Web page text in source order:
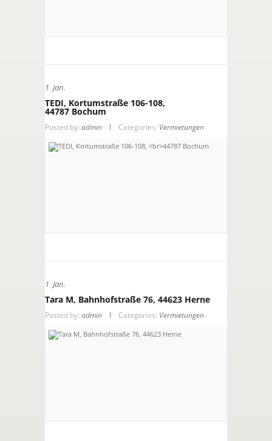
1 Jan.
TEDI, Kortumstraße 106-108,
44787 Bochum
Posted by: admin Categories: Vermietungen
1 Jan.
Tara M, Bahnhofstraße 76, 44623 Herne
Posted by: admin Categories: Vermietungen